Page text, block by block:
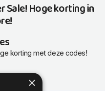
Sale! Hoge korting in
korting met deze codes!
collecties
×